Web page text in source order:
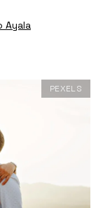
Ayala
PEXELS